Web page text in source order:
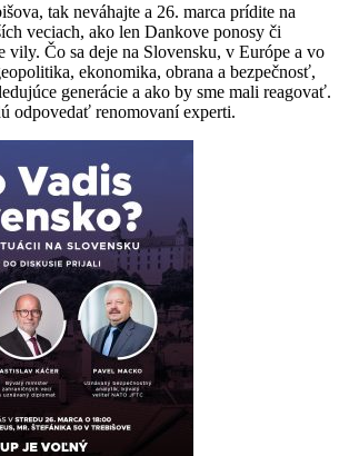
tak neváhajte a 26. marca prídite na
veciach, ako len Dankove ponosy či
vily. Čo sa deje na Slovensku, v Európe a vo
ekonomika, obrana a bezpečnosť,
generácie a ako by sme mali reagovať.
odpovedať renomovaní experti.